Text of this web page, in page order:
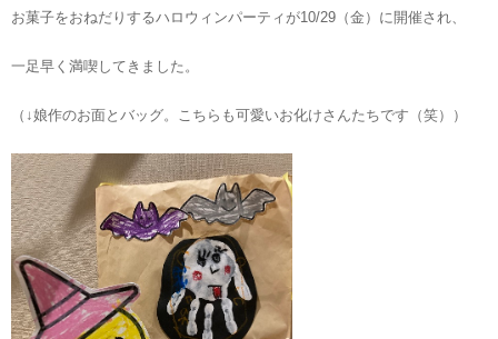
お菓子をおねだりするハロウィンパーティが10/29（金）に開催され、
一足早く満喫してきました。
（↓娘作のお面とバッグ。こちらも可愛いお化けさんたちです（笑））